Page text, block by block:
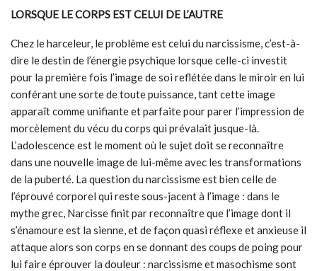
LORSQUE LE CORPS EST CELUI DE L’AUTRE
Chez le harceleur, le problème est celui du narcissisme, c’est-à-
dire le destin de l’énergie psychique lorsque celle-ci investit
pour la première fois l’image de soi reflétée dans le miroir en lui
conférant une sorte de toute puissance, tant cette image
apparaît comme unifiante et parfaite pour parer l’impression de
morcèlement du vécu du corps qui prévalait jusque-là.
L’adolescence est le moment où le sujet doit se reconnaître
dans une nouvelle image de lui-même avec les transformations
de la puberté. La question du narcissisme est bien celle de
l’éprouvé corporel qui reste sous-jacent à l’image : dans le
mythe grec, Narcisse finit par reconnaître que l’image dont il
s’énamoure est la sienne, et de façon quasi réflexe et anxieuse il
attaque alors son corps en se donnant des coups de poing pour
lui faire éprouver la douleur : narcissisme et masochisme sont